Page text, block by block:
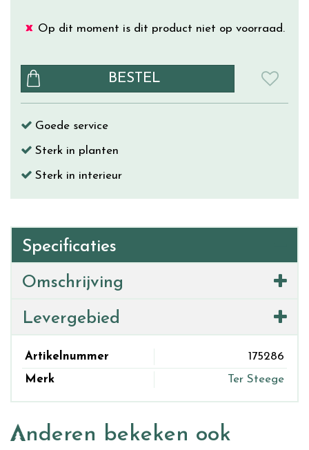
Op dit moment is dit product niet op voorraad.
Goede service
Sterk in planten
Sterk in interieur
Specificaties
Omschrijving
Levergebied
Artikelnummer
175286
Merk
Ter Steege
Anderen bekeken ook